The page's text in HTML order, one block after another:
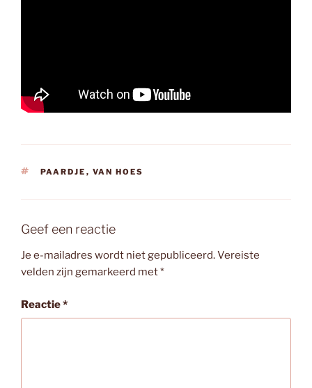
TAGS
PAARDJE , VAN HOES
Geef een reactie
Je e-mailadres wordt niet gepubliceerd.Vereiste
velden zijn gemarkeerd met*
Reactie*